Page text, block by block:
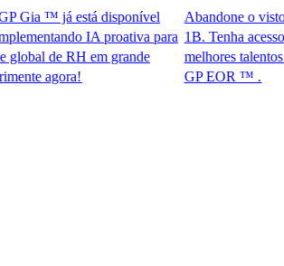
™ já está disponível
IA proativa para
de RH em grande
agora!​​
Abandone o visto H-
1B. Tenha acesso aos
melhores talentos com
GP EOR ™ .​​